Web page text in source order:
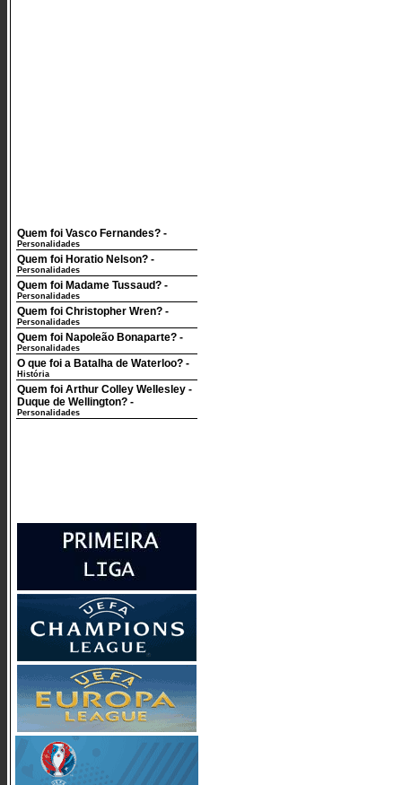
Quem foi Vasco Fernandes? -
Personalidades
Quem foi Horatio Nelson? -
Personalidades
Quem foi Madame Tussaud? -
Personalidades
Quem foi Christopher Wren? -
Personalidades
Quem foi Napoleão Bonaparte? -
Personalidades
O que foi a Batalha de Waterloo? -
História
Quem foi Arthur Colley Wellesley -
Duque de Wellington? -
Personalidades